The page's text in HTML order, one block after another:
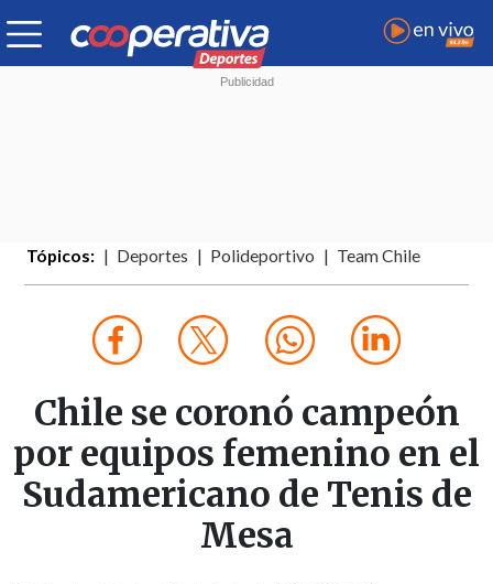
Tópicos: Deportes Polideportivo Team Chile
Chile se coronó campeón
por equipos femenino en el
Sudamericano de Tenis de
Mesa